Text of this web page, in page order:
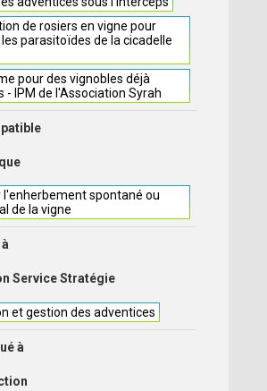
de rosiers en vigne pour
parasitoïdes de la cicadelle
pour des vignobles déjà
- IPM de l'Association Syrah
l'enherbement spontané ou
de la vigne
Service Stratégie
et gestion des adventices
à